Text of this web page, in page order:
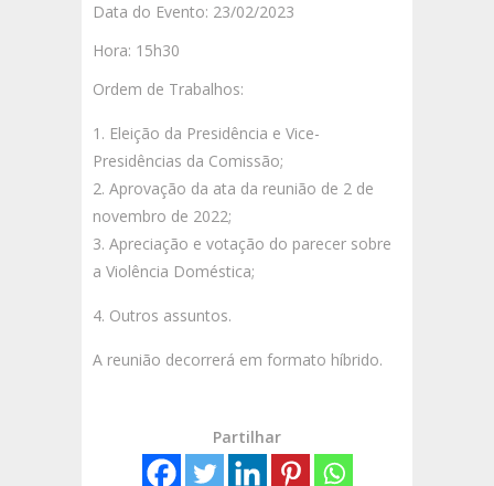
Data do Evento: 23/02/2023
Hora: 15h30
Ordem de Trabalhos:
Eleição da Presidência e Vice-
Presidências da Comissão;
Aprovação da ata da reunião de 2 de
novembro de 2022;
Apreciação e votação do parecer sobre
a Violência Doméstica;
Outros assuntos.
A reunião decorrerá em formato híbrido.
Partilhar